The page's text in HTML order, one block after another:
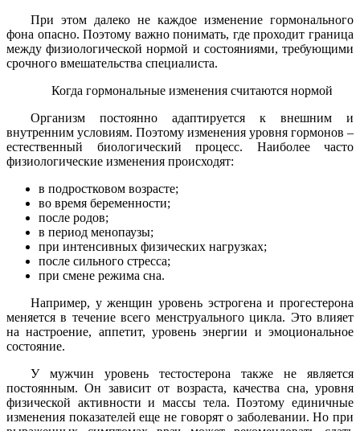
При этом далеко не каждое изменение гормонального
фона опасно. Поэтому важно понимать, где проходит граница
между физиологической нормой и состояниями, требующими
срочного вмешательства специалиста.
Когда гормональные изменения считаются нормой
Организм постоянно адаптируется к внешним и
внутренним условиям. Поэтому изменения уровня гормонов –
естественный биологический процесс. Наиболее часто
физиологические изменения происходят:
в подростковом возрасте;
во время беременности;
после родов;
в период менопаузы;
при интенсивных физических нагрузках;
после сильного стресса;
при смене режима сна.
Например, у женщин уровень эстрогена и прогестерона
меняется в течение всего менструального цикла. Это влияет
на настроение, аппетит, уровень энергии и эмоциональное
состояние.
У мужчин уровень тестостерона также не является
постоянным. Он зависит от возраста, качества сна, уровня
физической активности и массы тела. Поэтому единичные
изменения показателей еще не говорят о заболевании. Но при